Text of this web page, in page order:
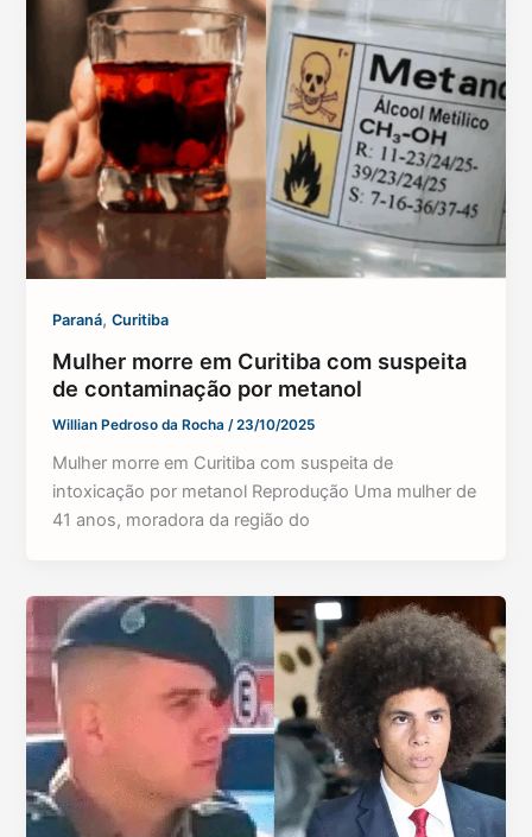
Paraná,Curitiba
Mulher morre em Curitiba com suspeita
de contaminação por metanol
Willian Pedroso da Rocha /23/10/2025
Mulher morre em Curitiba com suspeita de
intoxicação por metanol Reprodução Uma mulher de
41 anos, moradora da região do